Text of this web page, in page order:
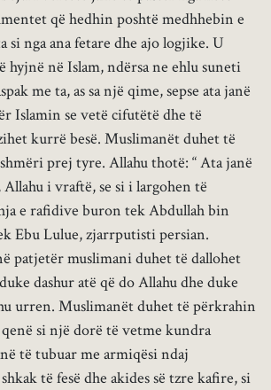
që hedhin poshtë medhhebin e
si nga ana fetare dhe ajo logjike. U
në Islam, ndërsa ne ehlu suneti
me ta, as sa një qime, sepse ata janë
Islamin se vetë cifutëtë dhe të
kurrë besë. Muslimanët duhet të
prej tyre. Allahu thotë: “ Ata janë
i vraftë, se si i largohen të
e rafidive buron tek Abdullah bin
Ebu Lulue, zjarrputisti persian.
patjetër muslimani duhet të dallohet
dashur atë që do Allahu dhe duke
urren. Muslimanët duhet të përkrahin
si një dorë të vetme kundra
të tubuar me armiqësi ndaj
të fesë dhe akides së tzre kafire, si